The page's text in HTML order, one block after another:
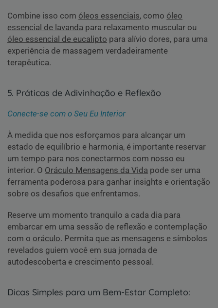
Combine isso com óleos essenciais, como óleo
essencial de lavanda para relaxamento muscular ou
óleo essencial de eucalipto para alívio dores, para uma
experiência de massagem verdadeiramente
terapêutica.
5. Práticas de Adivinhação e Reflexão
Conecte-se com o Seu Eu Interior
À medida que nos esforçamos para alcançar um
estado de equilíbrio e harmonia, é importante reservar
um tempo para nos conectarmos com nosso eu
interior. O Oráculo Mensagens da Vida pode ser uma
ferramenta poderosa para ganhar insights e orientação
sobre os desafios que enfrentamos.
Reserve um momento tranquilo a cada dia para
embarcar em uma sessão de reflexão e contemplação
com o oráculo. Permita que as mensagens e símbolos
revelados guiem você em sua jornada de
autodescoberta e crescimento pessoal.
Dicas Simples para um Bem-Estar Completo: